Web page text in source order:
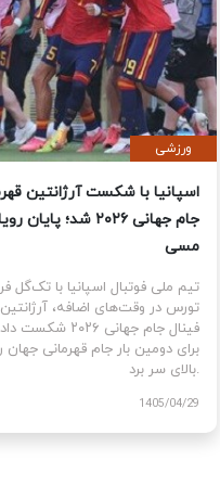
سیاسی
قرارگاه مرکزی خاتم الانبیا:
تنگه هرمز با اقتدار کامل اعمال
می‌شود
قرارگاه مرکزی خاتم الانبیا در
آورده است: مدیریت تنگه هرمز
نیروهای مسلح جمهوری اسلامی
اقتدار کامل اعمال می‌شود.